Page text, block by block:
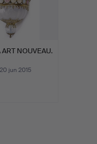
ART NOUVEAU.
jun 2015